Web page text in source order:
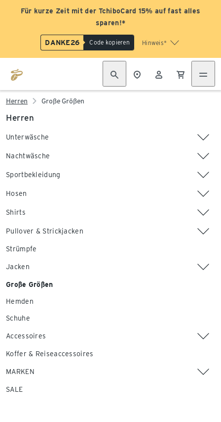
Für kurze Zeit mit der TchiboCard 15% auf fast alles
sparen!*
DANKE26 Code kopieren Hinweis*
Herren Große Größen
Herren
Unterwäsche
Nachtwäsche
Sportbekleidung
Hosen
Shirts
Pullover & Strickjacken
Strümpfe
Jacken
Große Größen
Hemden
Schuhe
Accessoires
Koffer & Reiseaccessoires
MARKEN
SALE